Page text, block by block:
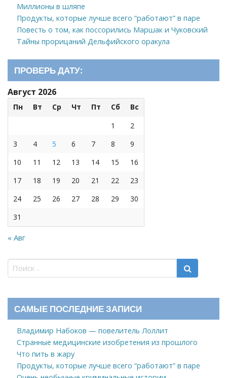
Миллионы в шляпе
Продукты, которые лучше всего “работают” в паре
Повесть о том, как поссорились Маршак и Чуковский
Тайны прорицаний Дельфийского оракула
ПРОВЕРЬ ДАТУ:
Август 2026
Пн Вт Ср Чт Пт Сб
Вс
1
2
3
4 5 6 7 8
9
10
11 12 13 14 15
16
17
18 19 20 21 22
23
24
25 26 27 28 29
30
31
« Авг
САМЫЕ ПОСЛЕДНИЕ ЗАПИСИ
Владимир Набоков — повелитель Лоллит
Странные медицинские изобретения из прошлого
Что пить в жару
Продукты, которые лучше всего “работают” в паре